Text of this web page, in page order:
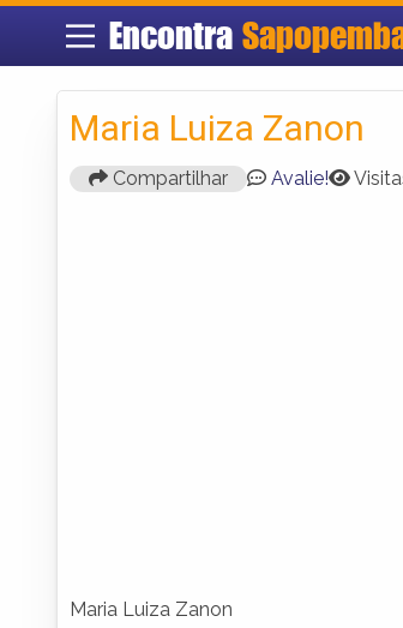
Encontra
Maria Luiza Zanon
Compartilhar Avalie!
Maria Luiza Zanon